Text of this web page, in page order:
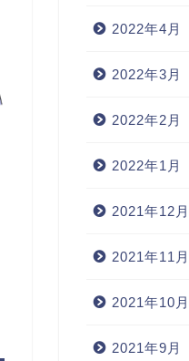
2022年4月
2022年3月
2022年2月
2022年1月
2021年12月
2021年11月
2021年10月
2021年9月